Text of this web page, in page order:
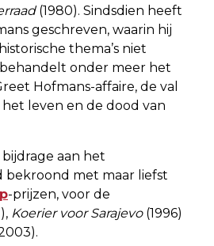
(1980). Sindsdien heeft
geschreven, waarin hij
thema’s niet
onder meer het
Hofmans-affaire, de val
leven en de dood van
aan het
met maar liefst
-prijzen, voor de
Koerier voor Sarajevo(1996)